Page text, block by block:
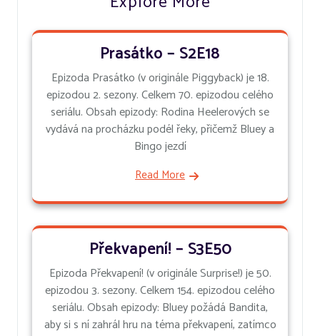
Prasátko – S2E18
Epizoda Prasátko (v originále Piggyback) je 18.
epizodou 2. sezony. Celkem 70. epizodou celého
seriálu. Obsah epizody: Rodina Heelerových se
vydává na procházku podél řeky, přičemž Bluey a
Bingo jezdí
Read More
Překvapení! – S3E50
Epizoda Překvapení! (v originále Surprise!) je 50.
epizodou 3. sezony. Celkem 154. epizodou celého
seriálu. Obsah epizody: Bluey požádá Bandita,
aby si s ní zahrál hru na téma překvapení, zatímco